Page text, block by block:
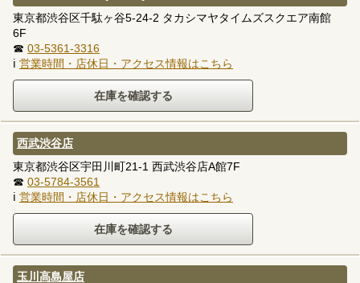
東京都渋谷区千駄ヶ谷5-24-2 タカシマヤタイムズスクエア南館
6F
☎ 03-5361-3316
ℹ 営業時間・店休日・アクセス情報はこちら
西武渋谷店
東京都渋谷区宇田川町21-1 西武渋谷店A館7F
☎ 03-5784-3561
ℹ 営業時間・店休日・アクセス情報はこちら
玉川高島屋店